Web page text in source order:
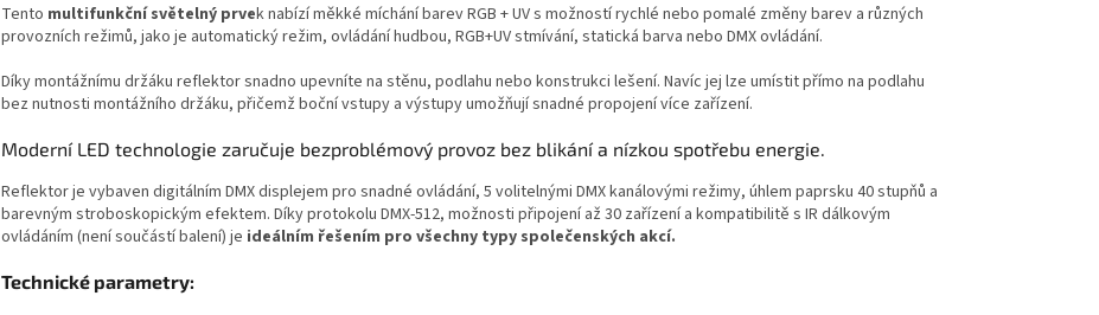
Tento multifunkční světelný prvek nabízí měkké míchání barev RGB + UV s možností rychlé nebo pomalé změny barev a různých
provozních režimů, jako je automatický režim, ovládání hudbou, RGB+UV stmívání, statická barva nebo DMX ovládání.
Díky montážnímu držáku reflektor snadno upevníte na stěnu, podlahu nebo konstrukci lešení. Navíc jej lze umístit přímo na podlahu
bez nutnosti montážního držáku, přičemž boční vstupy a výstupy umožňují snadné propojení více zařízení.
Moderní LED technologie zaručuje bezproblémový provoz bez blikání a nízkou spotřebu energie.
Reflektor je vybaven digitálním DMX displejem pro snadné ovládání, 5 volitelnými DMX kanálovými režimy, úhlem paprsku 40 stupňů a
barevným stroboskopickým efektem. Díky protokolu DMX-512, možnosti připojení až 30 zařízení a kompatibilitě s IR dálkovým
ovládáním (není součástí balení) je ideálním řešením pro všechny typy společenských akcí.
Technické parametry: